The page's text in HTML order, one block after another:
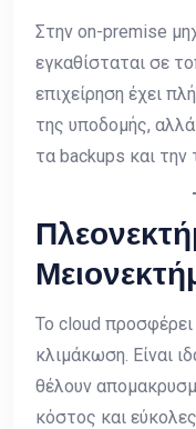
Στην on-premise
εγκαθίσταται σε
επιχείρηση έχει
της υποδομής, αλλά
τα backups και την
Το cloud προσφέρει
κλιμάκωση. Είναι
θέλουν
κόστος και